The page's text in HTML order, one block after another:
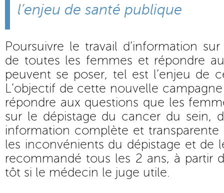
l’enjeu de santé publique
Poursuivre le travail d’information
de toutes les femmes et répondre
peuvent se poser, tel est l’enjeu de
L’objectif de cette nouvelle
répondre aux questions que les
sur le dépistage du cancer du sein,
information complète et transparente
les inconvénients du dépistage et de
recommandé tous les 2 ans, à partir
tôt si le médecin le juge utile.